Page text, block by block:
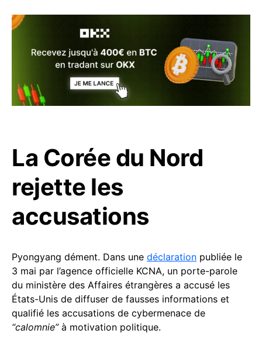
La Corée du Nord
rejette les
accusations
Pyongyang dément. Dans une déclaration publiée le
3 mai par l’agence officielle KCNA, un porte-parole
du ministère des Affaires étrangères a accusé les
États-Unis de diffuser de fausses informations et
qualifié les accusations de cybermenace de
“calomnie”à motivation politique.